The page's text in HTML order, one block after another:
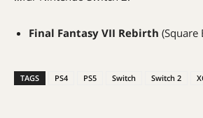
Final Fantasy VII Rebirth (Square
TAGS PS4 PS5 Switch Switch 2